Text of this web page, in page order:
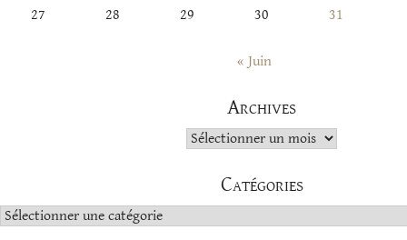
27
28 29 30 31
« Juin
Archives
Archives
Catégories
Catégories